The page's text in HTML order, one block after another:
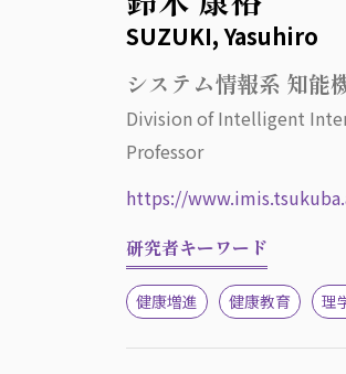
SUZUKI, Yasuhiro
システム情報系 知能
Division of Intelligent
Professor
https://
研究者キーワード
健康増進 健康教育 理